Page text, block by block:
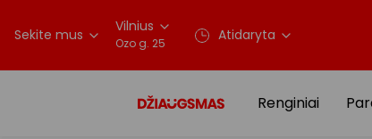
Sekite mus Vilnius
Ozo g. 25 Atidaryta
Renginiai